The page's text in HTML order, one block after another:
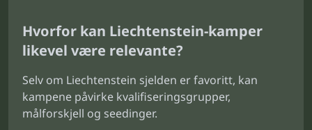
Hvorfor kan Liechtenstein-kamper
likevel være relevante?
Selv om Liechtenstein sjelden er favoritt, kan
kampene påvirke kvalifiseringsgrupper,
målforskjell og seedinger.